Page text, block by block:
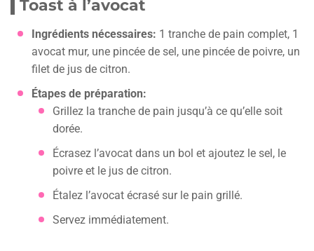
Toast à l’avocat
Ingrédients nécessaires: 1 tranche de pain complet, 1
avocat mur, une pincée de sel, une pincée de poivre, un
filet de jus de citron.
Étapes de préparation:
Grillez la tranche de pain jusqu’à ce qu’elle soit
dorée.
Écrasez l’avocat dans un bol et ajoutez le sel, le
poivre et le jus de citron.
Étalez l’avocat écrasé sur le pain grillé.
Servez immédiatement.